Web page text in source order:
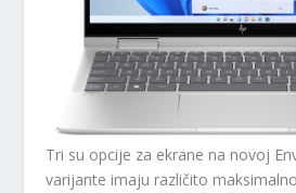
Tri su opcije za ekrane na novoj
varijante imaju različito